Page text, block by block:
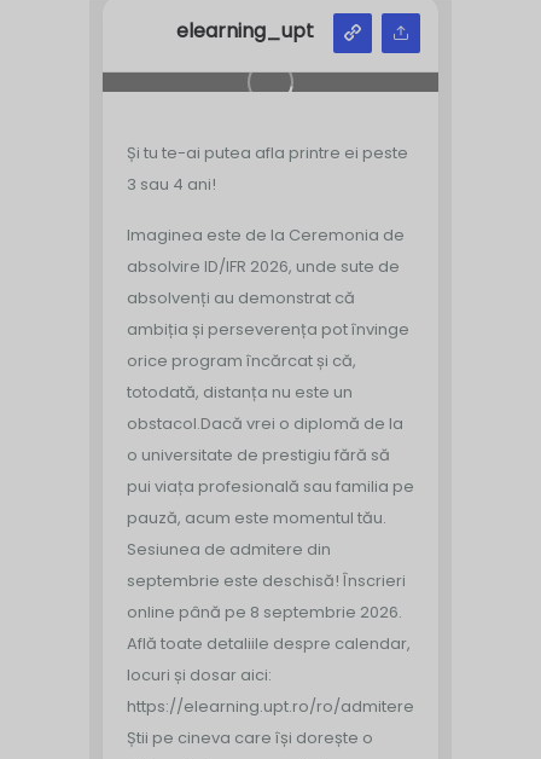
elearning_upt
Și tu te-ai putea afla printre ei peste
3 sau 4 ani!
Imaginea este de la Ceremonia de
absolvire ID/IFR 2026, unde sute de
absolvenți au demonstrat că
ambiția și perseverența pot învinge
orice program încărcat și că,
totodată, distanța nu este un
obstacol.Dacă vrei o diplomă de la
o universitate de prestigiu fără să
pui viața profesională sau familia pe
pauză, acum este momentul tău.
Sesiunea de admitere din
septembrie este deschisă! Înscrieri
online până pe 8 septembrie 2026.
Află toate detaliile despre calendar,
locuri și dosar aici:
https://elearning.upt.ro/ro/admitere/
Știi pe cineva care își dorește o